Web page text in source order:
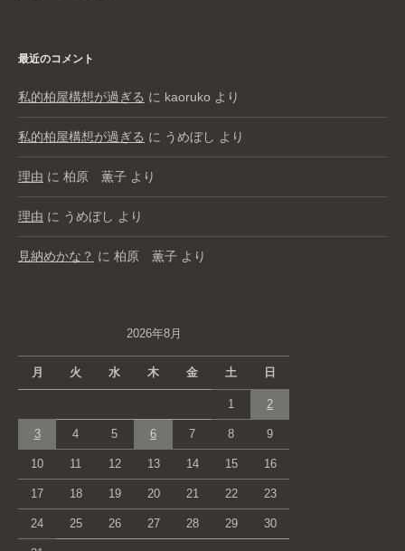
最近のコメント
私的柏屋構想が過ぎる に kaoruko より
私的柏屋構想が過ぎる に うめぼし より
理由 に 柏原 薫子 より
理由 に うめぼし より
見納めかな？ に 柏原 薫子 より
2026年8月
月 火 水 木 金 土 日
1 2
3 4 5 6 7 8 9
10 11 12 13 14 15 16
17 18 19 20 21 22 23
24 25 26 27 28 29 30